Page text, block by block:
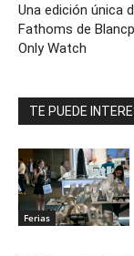
Una edición única
Fathoms de
Only Watch
TE PUEDE
Ferias